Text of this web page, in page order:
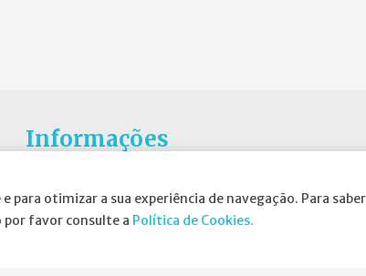
otimizar a sua experiência de navegação. Para
favor consulte a Política de Cookies.
Informações
Agenda